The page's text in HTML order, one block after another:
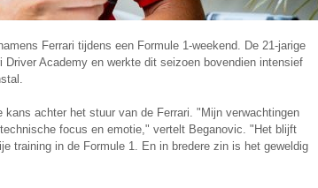
Ferrari tijdens een Formule 1-weekend. De 21-jarige
Academy en werkte dit seizoen bovendien intensief
achter het stuur van de Ferrari. "Mijn verwachtingen
focus en emotie," vertelt Beganovic. "Het blijft
training in de Formule 1. En in bredere zin is het geweldig